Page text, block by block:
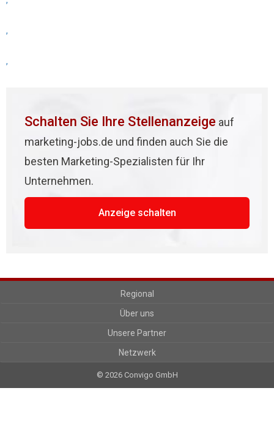
,
,
Schalten Sie Ihre Stellenanzeige auf
marketing-jobs.de und finden auch Sie die
besten Marketing-Spezialisten für Ihr
Unternehmen.
Anzeige schalten
Regional
Über uns
Unsere Partner
Netzwerk
© 2026 Convigo GmbH